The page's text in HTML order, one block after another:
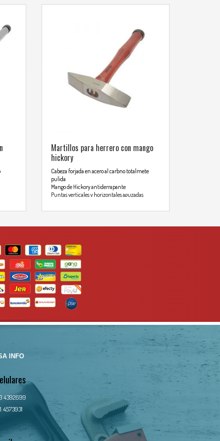
Martillos para herrero con mango
hickory
Cabeza forjada en acero al carbno totalmete
pulida
Mango de Hickory antiderrapante
Puntas verticales y horizontales aguzadas
Para mas info comunicarse al
WHATSAPP
INFO
4392699
4573931